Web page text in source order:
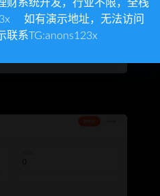
财系统开发，行业不限，全栈
如有演示地址，无法访问
联系TG:anons123x